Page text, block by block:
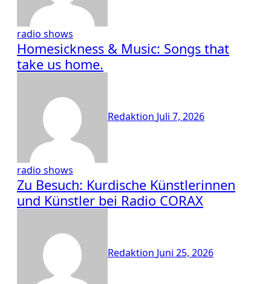
radio shows
Homesickness & Music: Songs that
take us home.
Redaktion Juli 7, 2026
radio shows
Zu Besuch: Kurdische Künstlerinnen
und Künstler bei Radio CORAX
Redaktion Juni 25, 2026